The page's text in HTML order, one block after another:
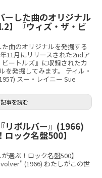
ーした曲のオリジナル
】『ウィズ・ザ・ビ
曲のオリジナルを発掘する
11月にリリースされた2ndア
ートルズ』に収録されたカ
を発掘してみます。 ティル・
スー・レイニー Sue
記事を読む
リボルバー』(1966)
ロック名盤500】
が選ぶ！ロック名盤500】
(1966) わたしがこの世